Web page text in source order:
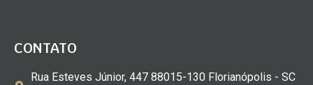
CONTATO
Rua Esteves Júnior, 447 88015-130 Florianópolis - SC